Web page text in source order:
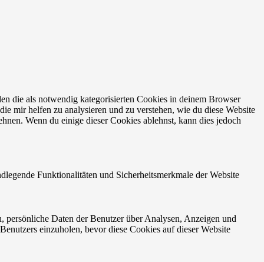
die als notwendig kategorisierten Cookies in deinem Browser
mir helfen zu analysieren und zu verstehen, wie du diese Website
Wenn du einige dieser Cookies ablehnst, kann dies jedoch
Funktionalitäten und Sicherheitsmerkmale der Website
Daten der Benutzer über Analysen, Anzeigen und
einzuholen, bevor diese Cookies auf dieser Website